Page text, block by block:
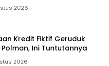
2026
Kredit Fiktif Geruduk
Polman, Ini Tuntutannya
2026